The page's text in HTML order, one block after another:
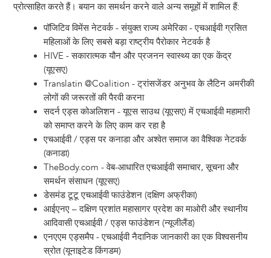
प्रोत्साहित करते हैं। बयान का समर्थन करने वाले अन्य समूहों में शामिल हैं:
पॉजिटिव विमेंस नेटवर्क - संयुक्त राज्य अमेरिका - एचआईवी ग्रसित
महिलाओं के लिए सबसे बड़ा राष्ट्रीय पैरोकार नेटवर्क है
HIVE - सकारात्मक यौन और प्रजनन स्वास्थ्य का एक केंद्र
(यूएसए)
Translatin @Coalition - ट्रांसजेंडर अनुभव के लैटिन अमरीकी
लोगों की जरूरतों की पैरवी करना
सदर्न एड्स कोअलिशन - यूएस साउथ (यूएसए) में एचआईवी महामारी
को समाप्त करने के लिए काम कर रहा है
एचआईवी / एड्स पर कनाडा और अश्वेत समाज का वैश्विक नेटवर्क
(कनाडा)
TheBody.com - वेब-आधारित एचआईवी समाचार, सूचना और
समर्थन संसाधन (यूएसए)
डेसमंड टूटू एचआईवी फाउंडेशन (दक्षिण अफ्रीका)
आईएनए – दक्षिण प्रशांत महासागर प्रदेश का माओरी और स्थानीय
आदिवासी एचआईवी / एड्स फाउंडेशन (न्यूजीलैंड)
एनएएम एड्समैप - एचआईवी नैदानिक जानकारी का एक विश्वसनीय
स्रोत (यूनाइटेड किंगडम)